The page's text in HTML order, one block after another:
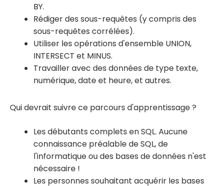
BY.
Rédiger des sous-requêtes (y compris des
sous-requêtes corrélées).
Utiliser les opérations d'ensemble UNION,
INTERSECT et MINUS.
Travailler avec des données de type texte,
numérique, date et heure, et autres.
Qui devrait suivre ce parcours d'apprentissage ?
Les débutants complets en SQL. Aucune
connaissance préalable de SQL, de
l'informatique ou des bases de données n'est
nécessaire !
Les personnes souhaitant acquérir les bases